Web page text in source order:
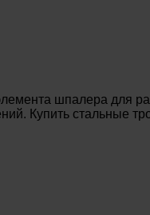
шпалера для
Купить стальные